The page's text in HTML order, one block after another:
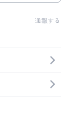
通報する